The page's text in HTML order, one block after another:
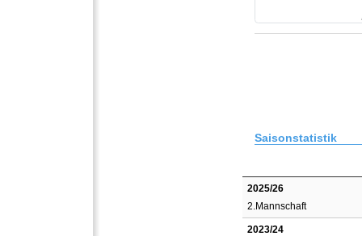
Saisonstatistik
2025/26
2.Mannschaft
2023/24